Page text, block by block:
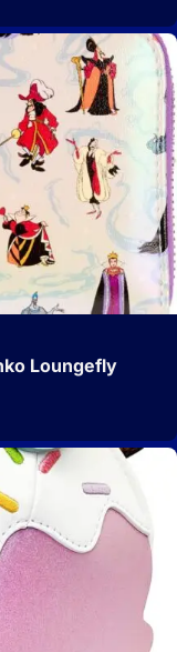
Loungefly